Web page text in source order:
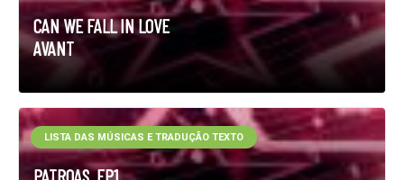
CAN WE FALL IN LOVE
AVANT
LISTA DAS MÚSICAS E TRADUÇÃO TEXTO